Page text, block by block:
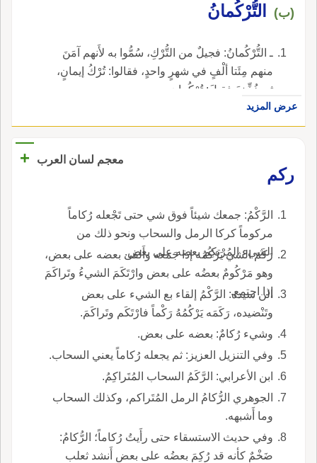
(ب) التُّرْكُمانُ
ـ التُّرْكُمانُ: فجيلٌ من التُّرْكِ، سُمُّوا به لأَنهم آمَنَ
منهم مِئَتا ألْفٍ في شهرٍ واحدٍ، فقالوا: تُرْكُ إيمانٍ،
ثم خُفِّفَ فقيلَ: تُرْكُمان.
عرض المزيد
معجم لسان العرب
+
ركم
الرَّكْمُ: جمعك شيئاً فوق شي حتى تَجْعله رُكاماً
مركوماً كركا الرمل والسحاب ونحو ذلك من
الشيء المُرْتكِم بعضه على بعض.
رَكَمَ الشي يَرْكُمُه إذا جَمَعه وأَلقى بعضه على بعض،
وهو مَرْكُومٌ بعضُه على بعض وارْتَكَمَ الشيءُ وتَراكَمَ
إذا اجتمع.
الن سيده: الرَّكْمُ إلقاء بع الشيء على بعض
وتَنْضيده، رَكَمَه يَرْكُمُهُ رَكْماً فارْتَكَم وتَراكَمَ.
وشيء رُكامٌ: بعضه على بعض.
وفي التنزيل العزيز: ثم يجعله رُكاماً يعني السحاب.
ابن الأعرابي: الرَّكَمُ السحاب المُتَراكِمُ.
الجوهري الرُّكامُ الرمل المُتَراكم، وكذلك السحاب
وما أَشبهه.
وفي حديث الاستسقاء حتى رأَيتُ رُكاماً؛ الرُّكامُ:
ضَخْمٌ كأنه قد رُكِمَ بعضُه على بعض أَنشد ثعلب